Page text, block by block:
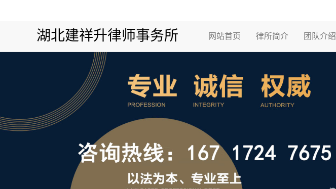
湖北建祥升律师事务所 网站首页 律所简介 团队介绍